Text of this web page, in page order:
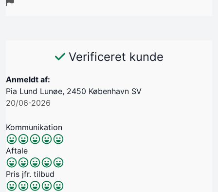
Verificeret kunde
Anmeldt af:
Pia Lund Lunøe, 2450 København SV
20/06-2026
Kommunikation
Aftale
Pris jfr. tilbud